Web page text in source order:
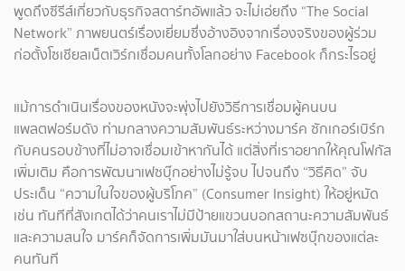
พูดถึงซีรีส์เกี่ยวกับธุรกิจสตาร์ทอัพแล้ว จะไม่เอ่ยถึง “The Social
Network” ภาพยนตร์เรื่องเยี่ยมซึ่งอ้างอิงจากเรื่องจริงของผู้ร่วม
ก่อตั้งโซเชียลเน็ตเวิร์กเชื่อมคนทั้งโลกอย่าง Facebook ก็กระไรอยู่
แม้การดำเนินเรื่องของหนังจะพุ่งไปยังวิธีการเชื่อมผู้คนบน
แพลตฟอร์มดัง ท่ามกลางความสัมพันธ์ระหว่างมาร์ค ซักเกอร์เบิร์ก
กับคนรอบข้างที่ไม่อาจเชื่อมเข้าหากันได้ แต่สิ่งที่เราอยากให้คุณโฟกัส
เพิ่มเติม คือการพัฒนาเฟซบุ๊กอย่างไม่รู้จบ ไปจนถึง “วิธีคิด” จับ
ประเด็น “ความในใจของผู้บริโภค” (Consumer Insight) ให้อยู่หมัด
เช่น ทันทีที่สังเกตได้ว่าคนเราไม่มีป้ายแขวนบอกสถานะความสัมพันธ์
และความสนใจ มาร์คก็จัดการเพิ่มมันมาใส่บนหน้าเฟซบุ๊กของแต่ละ
คนทันที